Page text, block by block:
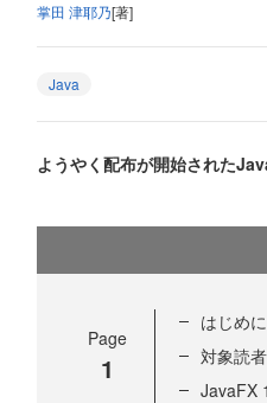
掌田 津耶乃[著]
Java
ようやく配布が開始された
Page
1
はじめに
対象読者
JavaFX